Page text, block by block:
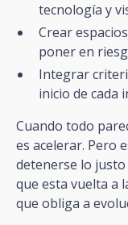
tecnología y
Crear
poner en
Integrar
inicio de cada
Cuando todo
es acelerar. Pero
detenerse lo
que esta vuelta a
que obliga a